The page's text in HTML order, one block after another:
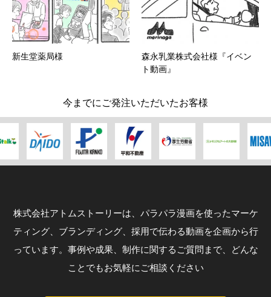
新生堂薬局様
森永乳業株式会社様『イベン
ト動画』
今までにご発注いただいたお客様
株式会社アトムストーリーは、パラパラ漫画を使ったマーケ
ティング、ブランディング、採用で伝わる動画を企画から行
っています。事例や成果、制作に関するご質問まで、どんな
ことでもお気軽にご相談ください